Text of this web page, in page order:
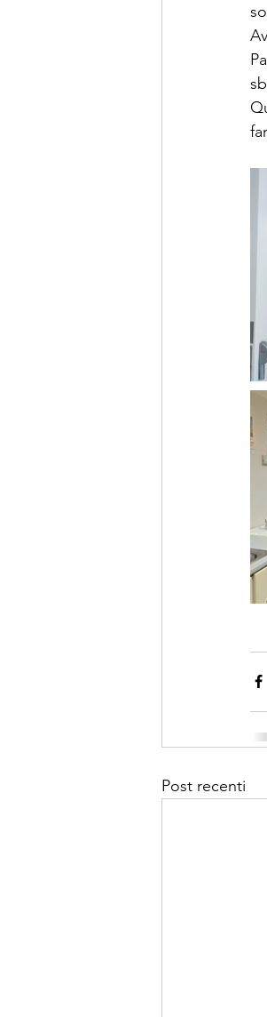
Post recenti